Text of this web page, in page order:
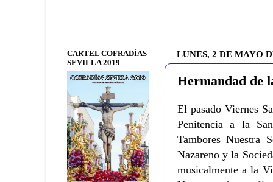
LUNES, 2 DE MAYO
Hermandad de
El pasado Viernes
Penitencia a la
Tambores Nuestra
Nazareno y la
musicalmente a la
CARTEL COFRADÍAS
SEVILLA 2019